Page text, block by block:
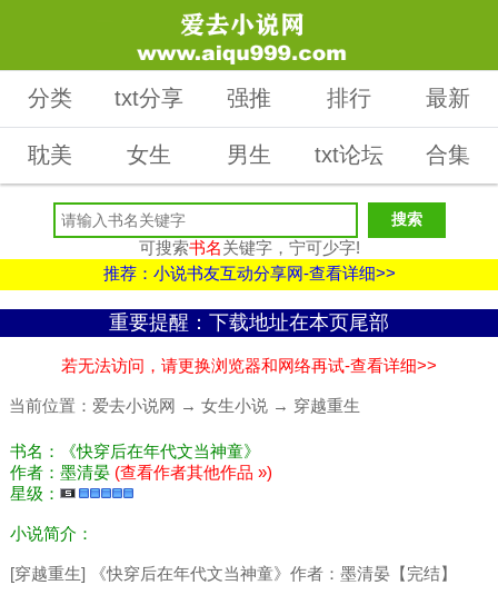
分类 txt分享 强推 排行 最新
耽美 女生 男生 txt论坛 合集
可搜索书名关键字，宁可少字!
推荐：小说书友互动分享网-查看详细>>
重要提醒：下载地址在本页尾部
若无法访问，请更换浏览器和网络再试-查看详细>>
当前位置： 爱去小说网 → 女生小说 → 穿越重生
书名：《快穿后在年代文当神童》
作者：墨清晏 (查看作者其他作品 »)
星级：
小说简介：
[穿越重生] 《快穿后在年代文当神童》作者：墨清晏【完结】